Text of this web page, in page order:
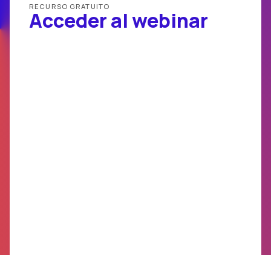
RECURSO GRATUITO
Acceder al webinar